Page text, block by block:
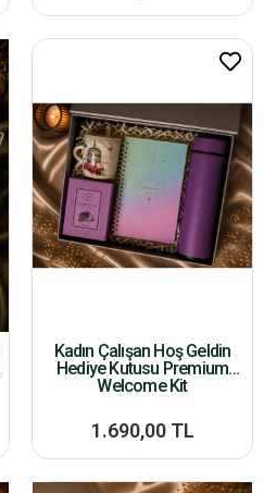
Kadın Çalışan Hoş Geldin
Hediye Kutusu Premium
Welcome Kit
1.690,00 TL